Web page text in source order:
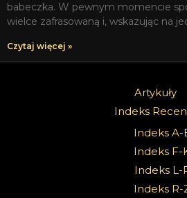
babeczka. W pewnym momencie
wielce zafrasowaną i, wskazując na
Czytaj więcej »
Artykuły
Indeks
Indeks A-
Indeks F-
Indeks L-
Indeks R-